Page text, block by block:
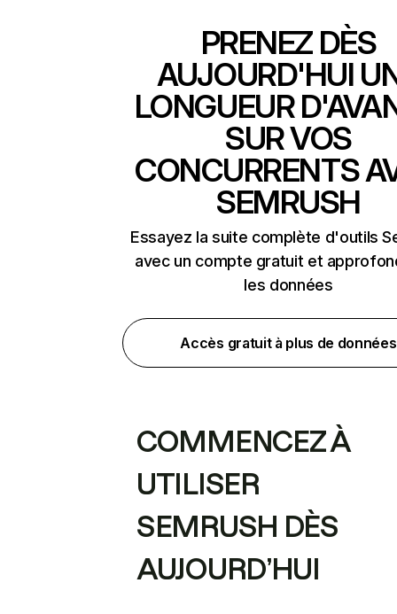
PRENEZ DÈS
AUJOURD'HUI
LONGUEUR
SUR VOS
CONCURRENTS
SEMRUSH
Essayez la suite complète d'outils
avec un compte gratuit et
les données
Accès gratuit à plus de données
COMMENCEZ À
UTILISER
SEMRUSH DÈS
AUJOURD’HUI